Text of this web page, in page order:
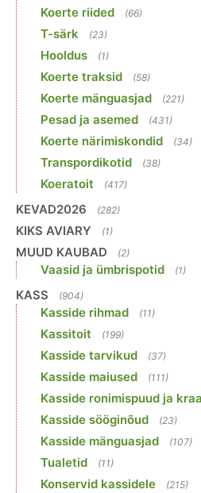
Koerte riided (66)
T-särk (23)
Hooldus (1)
Koerte traksid (58)
Koerte mänguasjad (221)
Pesad ja asemed (431)
Koerte närimiskondid (34)
Transpordikotid (38)
Koeratoit (417)
KEVAD2026 (282)
KIKS AVIARY (1)
MUUD KAUBAD (2)
Vaasid ja ümbrispotid (1)
KASS (904)
Kasside rihmad (11)
Kassitoit (199)
Kasside tarvikud (37)
Kasside maiused (111)
Kasside ronimispuud ja
Kasside sööginõud (23)
Kasside mänguasjad (107)
Tualetid (11)
Konservid kassidele (215)